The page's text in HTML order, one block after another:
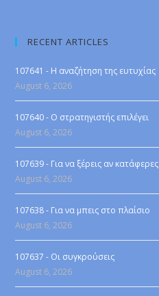
RECENT ARTICLES
107641 - Η αναζήτηση της ευτυχίας
August 6, 2026
107640 - Ο στρατηγιστής επιλέγει
August 6, 2026
107639 - Για να ξέρεις αν κατάφερες
August 6, 2026
107638 - Για να μπεις στο πλαίσιο
August 6, 2026
107637 - Οι συγκρούσεις
August 6, 2026